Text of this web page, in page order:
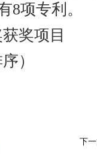
8项专利。
奖项目
）
下